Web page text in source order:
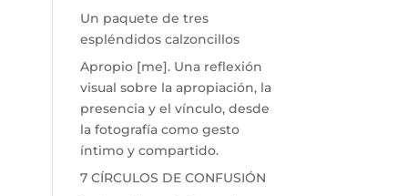
Un paquete de tres
espléndidos calzoncillos
Apropio [me]. Una reflexión
visual sobre la apropiación, la
presencia y el vínculo, desde
la fotografía como gesto
íntimo y compartido.
7 CÍRCULOS DE CONFUSIÓN